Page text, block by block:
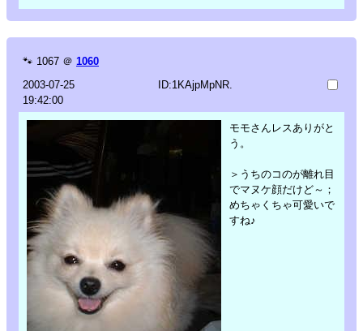
🐾 1067 ＠ 1060
2003-07-25
19:42:00
ID:1KAjpMpNR.
モモさんレスありがと
う。
＞うちのコのが離れ目
でマヌケ顔だけど～；
めちゃくちゃ可愛いで
すね♪